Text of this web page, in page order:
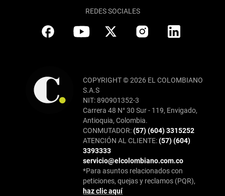
REDES SOCIALES
COPYRIGHT © 2026 EL COLOMBIANO
S.A.S
NIT: 890901352-3
Carrera 48 N° 30 Sur - 119, Envigado,
Antioquia, Colombia.
CONMUTADOR:(57) (604) 3315252
ATENCIÓN AL CLIENTE:(57) (604)
3393333
servicio@elcolombiano.com.co
*Para asuntos relacionados con
peticiones, quejas y reclamos (PQR),
haz clic aquí